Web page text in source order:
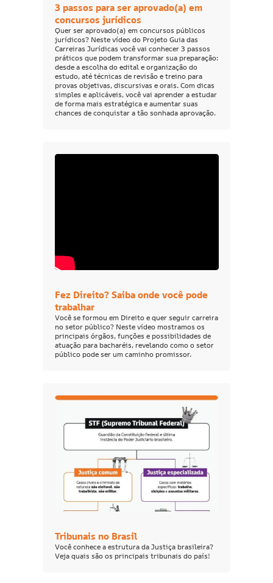
3 passos para ser aprovado(a) em
concursos jurídicos
Quer ser aprovado(a) em concursos públicos
jurídicos? Neste vídeo do Projeto Guia das
Carreiras Jurídicas você vai conhecer 3 passos
práticos que podem transformar sua preparação:
desde a escolha do edital e organização do
estudo, até técnicas de revisão e treino para
provas objetivas, discursivas e orais. Com dicas
simples e aplicáveis, você vai aprender a estudar
de forma mais estratégica e aumentar suas
chances de conquistar a tão sonhada aprovação.
Fez Direito? Saiba onde você pode
trabalhar
Você se formou em Direito e quer seguir carreira
no setor público? Neste vídeo mostramos os
principais órgãos, funções e possibilidades de
atuação para bacharéis, revelando como o setor
público pode ser um caminho promissor.
Tribunais no Brasil
Você conhece a estrutura da Justiça brasileira?
Veja quais são os principais tribunais do país!